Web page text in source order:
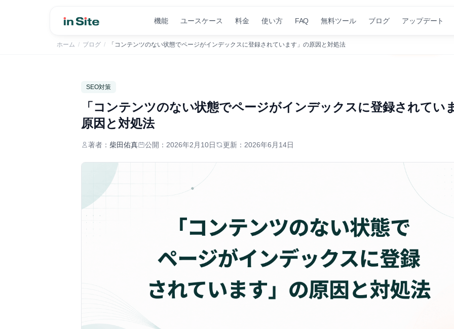
inSiteでSEOの管理を自動化｜まずは30日間無料で
機能 ユースケース 料金 使い方 FAQ 無料ツール ブログ アップデート
ホーム / ブログ / 「コンテンツのない状態でページがインデックスに登録されています」の原因と対処法
SEO対策
「コンテンツのない状態でページがインデックスに登録されてい
原因と対処法
著者： 柴田佑真 公開： 2026年2月10日 更新： 2026年6月14日